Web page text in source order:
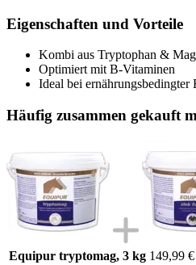
Eigenschaften und Vorteile
Kombi aus Tryptophan &
Optimiert mit B-Vitaminen
Ideal bei ernährungsbedingter
Häufig zusammen gekauft
Equipur tryptomag, 3 kg 149,99 €